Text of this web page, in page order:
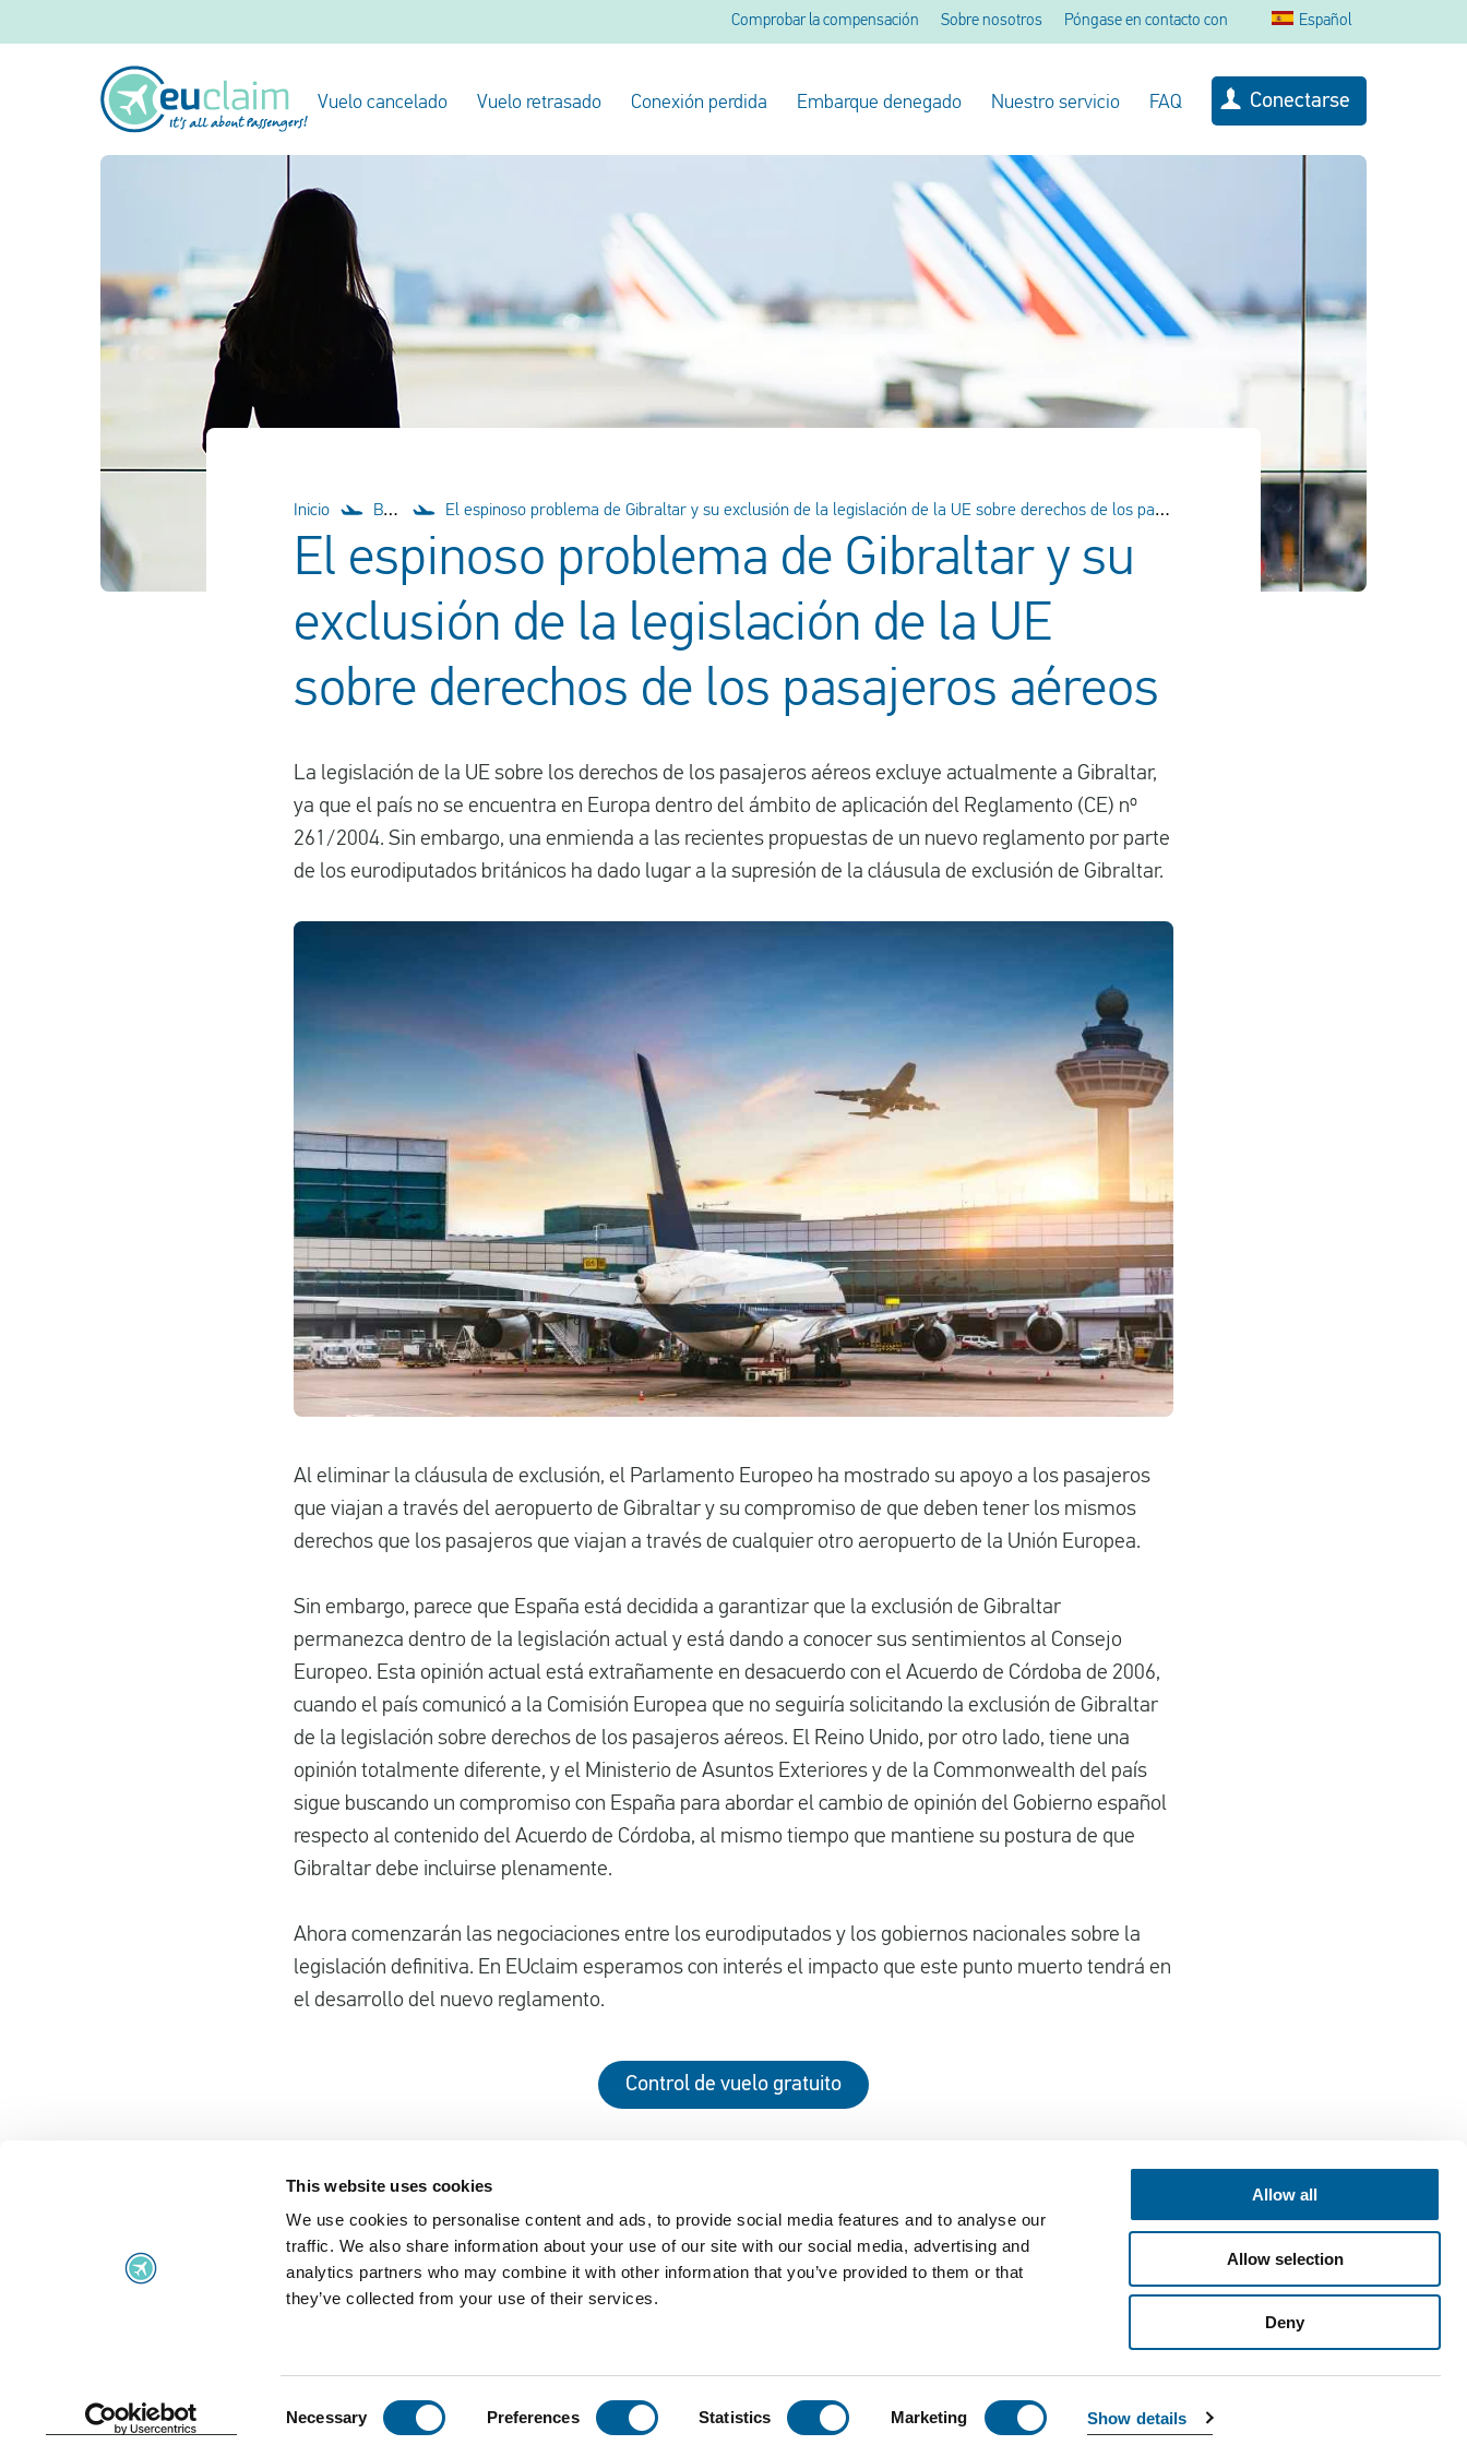
This website uses cookies
We use cookies to personalise content and ads, to provide social media features and to analyse our
traffic. We also share information about your use of our site with our social media, advertising and
analytics partners who may combine it with other information that you’ve provided to them or that
they’ve collected from your use of their services.
Necessary Preferences Statistics Marketing Show details
Allow all
Allow selection
Deny
Comprobar la compensación Sobre nosotros Póngase en contacto con Español
Vuelo cancelado Vuelo retrasado Conexión perdida Embarque denegado Nuestro servicio FAQ Conectarse
Inicio Blog El espinoso problema de Gibraltar y su exclusión de la legislación de la UE sobre derechos de los pasajeros aéreos
El espinoso problema de Gibraltar y su
exclusión de la legislación de la UE
sobre derechos de los pasajeros aéreos
La legislación de la UE sobre los derechos de los pasajeros aéreos excluye actualmente a Gibraltar,
ya que el país no se encuentra en Europa dentro del ámbito de aplicación del Reglamento (CE) nº
261/2004. Sin embargo, una enmienda a las recientes propuestas de un nuevo reglamento por parte
de los eurodiputados británicos ha dado lugar a la supresión de la cláusula de exclusión de Gibraltar.
Al eliminar la cláusula de exclusión, el Parlamento Europeo ha mostrado su apoyo a los pasajeros
que viajan a través del aeropuerto de Gibraltar y su compromiso de que deben tener los mismos
derechos que los pasajeros que viajan a través de cualquier otro aeropuerto de la Unión Europea.
Sin embargo, parece que España está decidida a garantizar que la exclusión de Gibraltar
permanezca dentro de la legislación actual y está dando a conocer sus sentimientos al Consejo
Europeo. Esta opinión actual está extrañamente en desacuerdo con el Acuerdo de Córdoba de 2006,
cuando el país comunicó a la Comisión Europea que no seguiría solicitando la exclusión de Gibraltar
de la legislación sobre derechos de los pasajeros aéreos. El Reino Unido, por otro lado, tiene una
opinión totalmente diferente, y el Ministerio de Asuntos Exteriores y de la Commonwealth del país
sigue buscando un compromiso con España para abordar el cambio de opinión del Gobierno español
respecto al contenido del Acuerdo de Córdoba, al mismo tiempo que mantiene su postura de que
Gibraltar debe incluirse plenamente.
Ahora comenzarán las negociaciones entre los eurodiputados y los gobiernos nacionales sobre la
legislación definitiva. En EUclaim esperamos con interés el impacto que este punto muerto tendrá en
el desarrollo del nuevo reglamento.
Control de vuelo gratuito
Problemas de vuelo
UK Air Passenger Rights 2019
Reglamento 261/2004
EUclaim
Acerca de EUclaim
Póngase en contacto con
EUclaim bv
Vossenstraat 6
6811 JL Arnhem
Términos Cookies Política de privacidad
¿Preguntas?